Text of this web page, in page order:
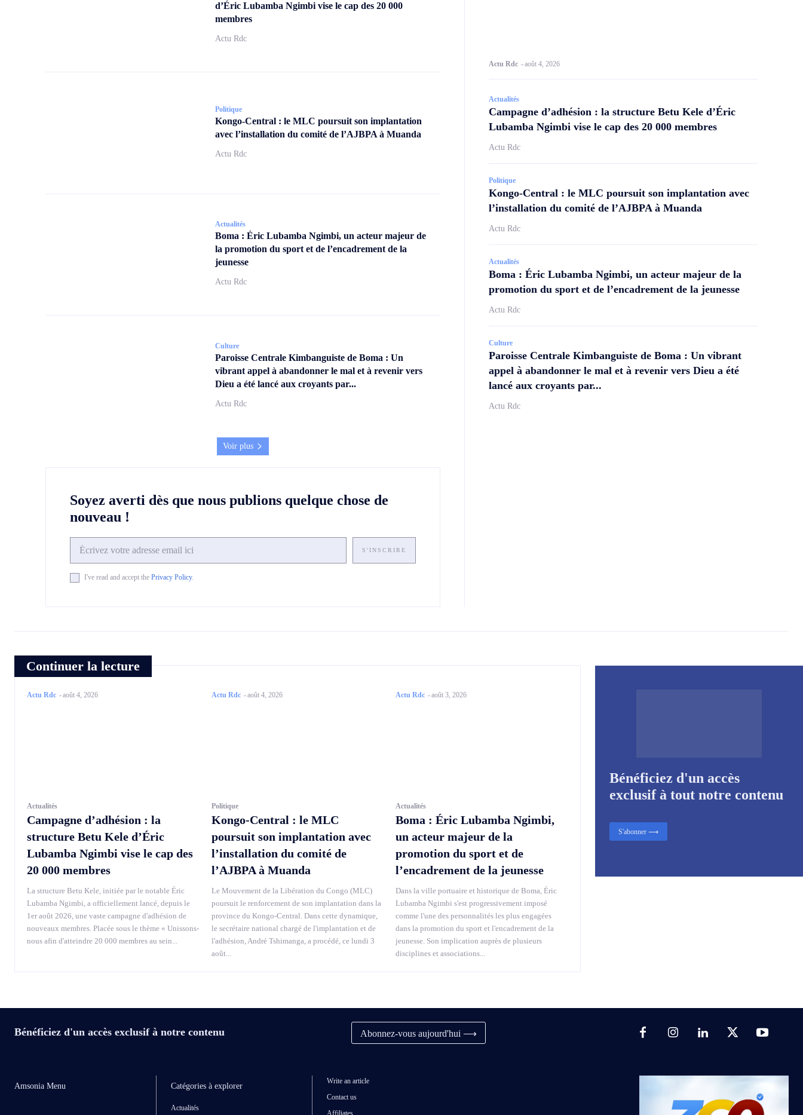
d’Éric Lubamba Ngimbi vise le cap des 20 000
membres
Actu Rdc
Politique
Kongo-Central : le MLC poursuit son implantation
avec l’installation du comité de l’AJBPA à Muanda
Actu Rdc
Actualités
Boma : Éric Lubamba Ngimbi, un acteur majeur de
la promotion du sport et de l’encadrement de la
jeunesse
Actu Rdc
Culture
Paroisse Centrale Kimbanguiste de Boma : Un
vibrant appel à abandonner le mal et à revenir vers
Dieu a été lancé aux croyants par...
Actu Rdc
Voir plus
Soyez averti dès que nous publions quelque chose de
nouveau !
S'INSCRIRE
I've read and accept the Privacy Policy.
Actu Rdc -août 4, 2026
Actualités
Campagne d’adhésion : la structure Betu Kele d’Éric
Lubamba Ngimbi vise le cap des 20 000 membres
Actu Rdc
Politique
Kongo-Central : le MLC poursuit son implantation avec
l’installation du comité de l’AJBPA à Muanda
Actu Rdc
Actualités
Boma : Éric Lubamba Ngimbi, un acteur majeur de la
promotion du sport et de l’encadrement de la jeunesse
Actu Rdc
Culture
Paroisse Centrale Kimbanguiste de Boma : Un vibrant
appel à abandonner le mal et à revenir vers Dieu a été
lancé aux croyants par...
Actu Rdc
Continuer la lecture
Actu Rdc -août 4, 2026
Actualités
Campagne d’adhésion : la
structure Betu Kele d’Éric
Lubamba Ngimbi vise le cap des
20 000 membres
La structure Betu Kele, initiée par le notable Éric
Lubamba Ngimbi, a officiellement lancé, depuis le
1er août 2026, une vaste campagne d'adhésion de
nouveaux membres. Placée sous le thème « Unissons-
nous afin d'atteindre 20 000 membres au sein...
Actu Rdc -août 4, 2026
Politique
Kongo-Central : le MLC
poursuit son implantation avec
l’installation du comité de
l’AJBPA à Muanda
Le Mouvement de la Libération du Congo (MLC)
poursuit le renforcement de son implantation dans la
province du Kongo-Central. Dans cette dynamique,
le secrétaire national chargé de l'implantation et de
l'adhésion, André Tshimanga, a procédé, ce lundi 3
août...
Actu Rdc -août 3, 2026
Actualités
Boma : Éric Lubamba Ngimbi,
un acteur majeur de la
promotion du sport et de
l’encadrement de la jeunesse
Dans la ville portuaire et historique de Boma, Éric
Lubamba Ngimbi s'est progressivement imposé
comme l'une des personnalités les plus engagées
dans la promotion du sport et l'encadrement de la
jeunesse. Son implication auprès de plusieurs
disciplines et associations...
Bénéficiez d'un accès
exclusif à tout notre contenu
S'abonner ⟶
Bénéficiez d'un accès exclusif à notre contenu Abonnez-vous aujourd'hui ⟶
Amsonia Menu Catégories à explorer
Actualités
Write an article
Contact us
Affiliates